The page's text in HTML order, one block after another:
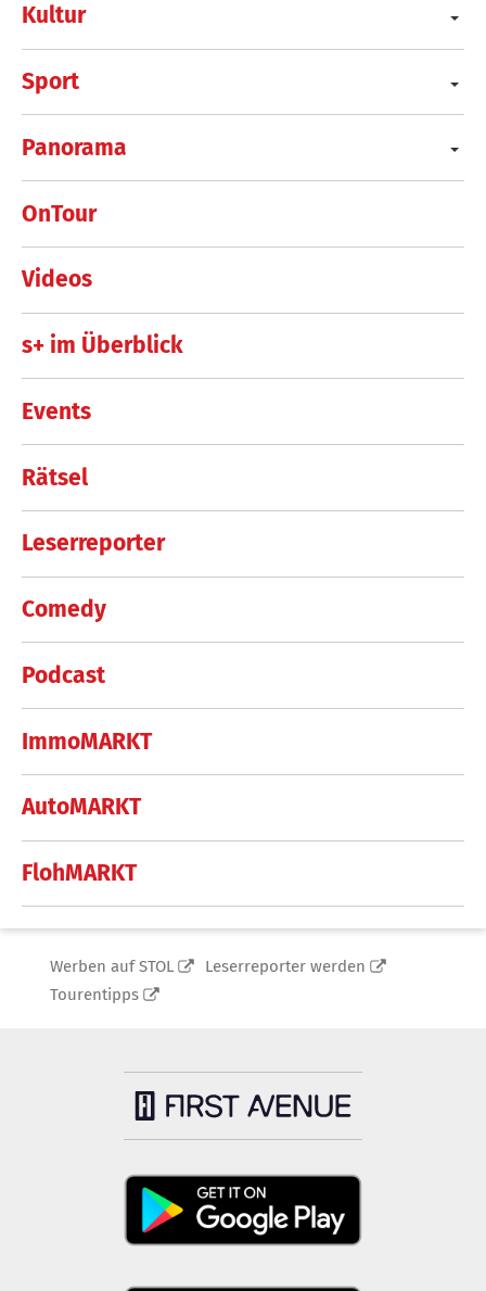
Kultur
Sport
Panorama
OnTour
Videos
s+ im Überblick
Events
Rätsel
Leserreporter
Comedy
Podcast
ImmoMARKT
AutoMARKT
FlohMARKT
Werben auf STOL
Leserreporter werden
Tourentipps